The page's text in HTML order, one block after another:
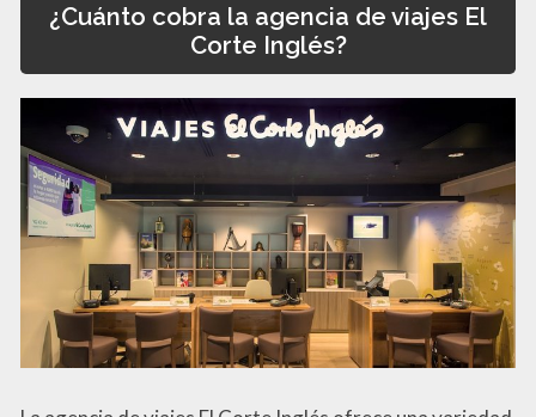
¿Cuánto cobra la agencia de viajes El
Corte Inglés?